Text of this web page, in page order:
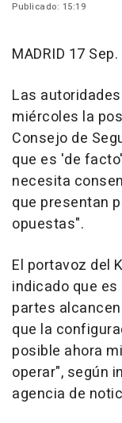
Publicado: 15:19
MADRID 17 Sep.
Las
miércoles la
Consejo de
que es 'de
necesita
que presentan
opuestas".
El portavoz del
indicado que
partes
que la
posible ahora
operar", según
agencia de